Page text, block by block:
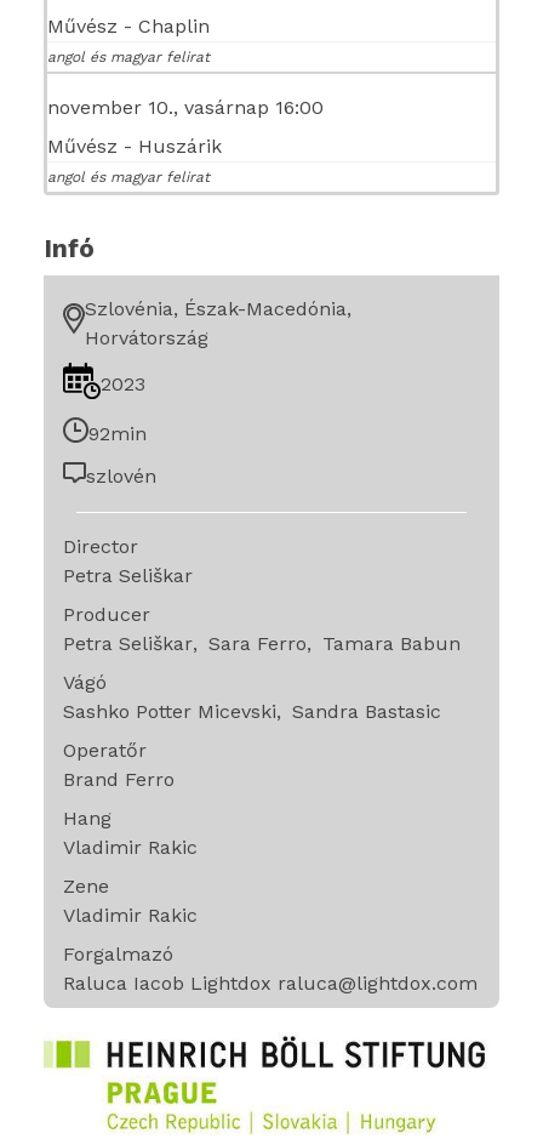
Művész - Chaplin
angol és magyar felirat
november 10., vasárnap 16:00
Művész - Huszárik
angol és magyar felirat
Infó
Szlovénia, Észak-Macedónia,
Horvátország
2023
92min
szlovén
Director
Petra Seliškar
Producer
Petra Seliškar
Sara Ferro
Tamara Babun
Vágó
Sashko Potter Micevski
Sandra Bastasic
Operatőr
Brand Ferro
Hang
Vladimir Rakic
Zene
Vladimir Rakic
Forgalmazó
Raluca Iacob Lightdox raluca@lightdox.com